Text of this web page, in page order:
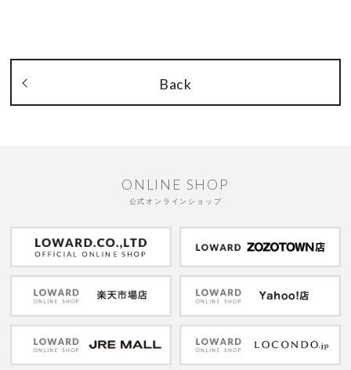
Back
ONLINE SHOP
公式オンラインショップ